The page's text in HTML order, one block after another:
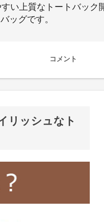
い上質なトートバッ
ッグです。
コメント
リッシュなト